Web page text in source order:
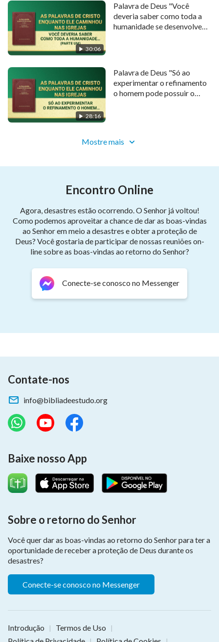
30:06
Palavra de Deus "Você
deveria saber como toda a
humanidade se desenvolveu
28:16
Palavra de Deus "Só ao
experimentar o refinamento
o homem pode possuir o
Mostre mais
Encontro Online
Agora, desastres estão ocorrendo. O Senhor já voltou!
Como podemos aproveitar a chance de dar as boas-vindas
ao Senhor em meio a desastres e obter a proteção de
Deus? Você gostaria de participar de nossas reuniões on-
line sobre as boas-vindas ao retorno do Senhor?
Conecte-se conosco no Messenger
Contate-nos
info@bibliadeestudo.org
Baixe nosso App
Sobre o retorno do Senhor
Você quer dar as boas-vindas ao retorno do Senhor para ter a
oportunidade de receber a proteção de Deus durante os
desastres?
Conecte-se conosco no Messenger
Introdução | Termos de Uso |